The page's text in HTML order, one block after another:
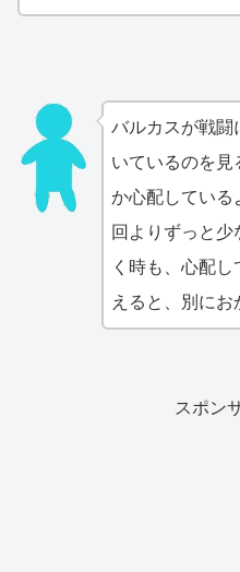
バルカスが戦闘
いているのを見
か心配している
回よりずっと
く時も、心配
えると、別に
スポン